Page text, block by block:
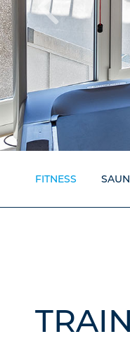
FITNESS